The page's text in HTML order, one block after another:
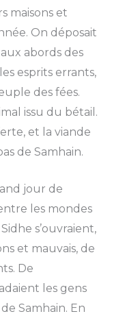
maisons et
On déposait
abords des
esprits errants,
des fées.
issu du bétail.
et la viande
de Samhain.
jour de
les mondes
s’ouvraient,
et mauvais, de
De
les gens
Samhain. En